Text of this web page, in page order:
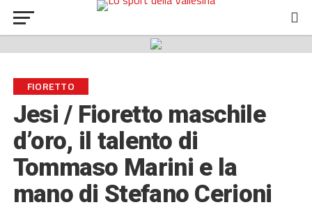
FIORETTO
Jesi / Fioretto maschile
d’oro, il talento di
Tommaso Marini e la
mano di Stefano Cerioni